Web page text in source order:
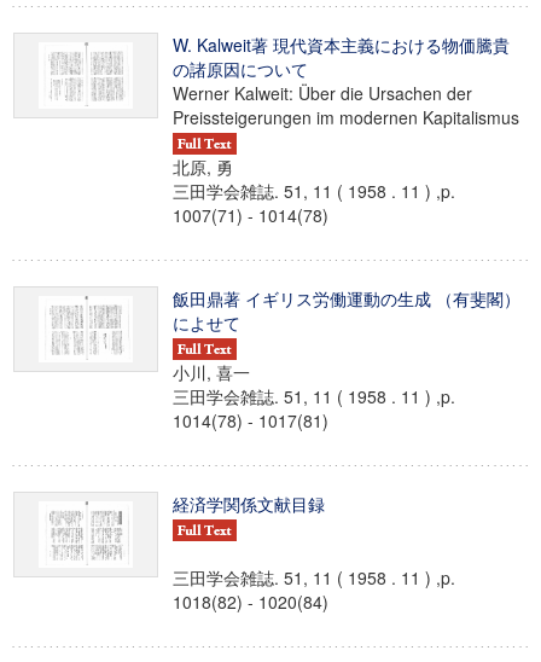
W. Kalweit著 現代資本主義における物価騰貴
の諸原因について
Werner Kalweit: Über die Ursachen der
Preissteigerungen im modernen Kapitalismus
北原, 勇
三田学会雑誌. 51, 11 ( 1958 . 11 ) ,p.
1007(71) - 1014(78)
飯田鼎著 イギリス労働運動の生成 （有斐閣）
によせて
小川, 喜一
三田学会雑誌. 51, 11 ( 1958 . 11 ) ,p.
1014(78) - 1017(81)
経済学関係文献目録
三田学会雑誌. 51, 11 ( 1958 . 11 ) ,p.
1018(82) - 1020(84)